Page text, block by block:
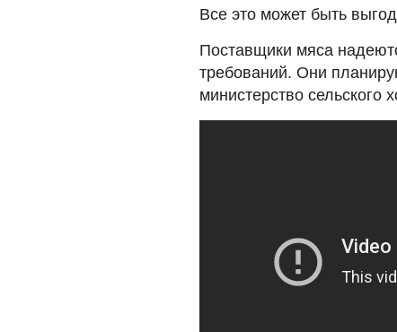
Все это может быть
Поставщики мяса
требований. Они
министерство сельского